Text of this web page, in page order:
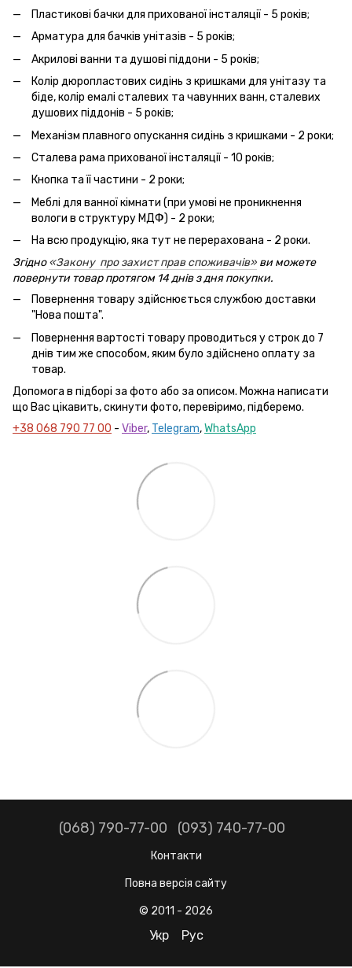
Пластикові бачки для прихованої інсталяції - 5 років;
Арматура для бачків унітазів - 5 років;
Акрилові ванни та душові піддони - 5 років;
Колір дюропластових сидінь з кришками для унітазу та
біде, колір емалі сталевих та чавунних ванн, сталевих
душових піддонів - 5 років;
Механізм плавного опускання сидінь з кришками - 2 роки;
Сталева рама прихованої інсталяції - 10 років;
Кнопка та її частини - 2 роки;
Меблі для ванної кімнати (при умові не проникнення
вологи в структуру МДФ) - 2 роки;
На всю продукцію, яка тут не перерахована - 2 роки.
Згідно«Закону про захист прав споживачів» ви можете
повернути товар протягом 14 днів з дня покупки.
Повернення товару здійснюється службою доставки
"Нова пошта".
Повернення вартості товару проводиться у строк до 7
днів тим же способом, яким було здійснено оплату за
товар.
Допомога в підборі за фото або за описом. Можна написати
що Вас цікавить, скинути фото, перевіримо, підберемо.
+38 068 790 77 00 - Viber, Telegram,WhatsApp
(068) 790-77-00 (093) 740-77-00
Контакти
Повна версія сайту
© 2011 - 2026
Укр Рус